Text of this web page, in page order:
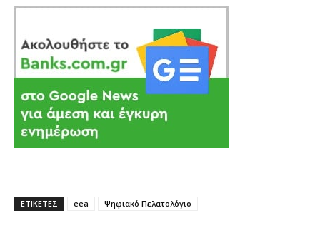
ΕΤΙΚΕΤΕΣ eea Ψηφιακό Πελατολόγιο